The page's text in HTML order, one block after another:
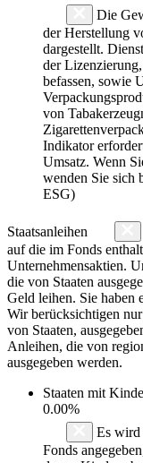
Die
der Herstellung
dargestellt.
der
befassen, sowie
von
Indikator
Umsatz. Wenn
wenden Sie sich
ESG)
Staatsanleihen
auf die im Fonds
Unternehmensaktien.
die von Staaten
Geld leihen. Sie haben
Wir berücksichtigen
von Staaten,
Anleihen, die von
ausgegeben werden.
Staaten mit
0.00%
Es wird
Fonds